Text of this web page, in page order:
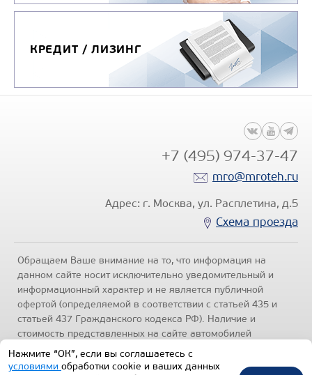
КРЕДИТ / ЛИЗИНГ
+7 (495) 974-37-47
mro@mroteh.ru
Адрес: г. Москва, ул. Расплетина, д.5
Схема проезда
Обращаем Ваше внимание на то, что информация на
данном сайте носит исключительно уведомительный и
информационный характер и не является публичной
офертой (определяемой в соответствии с статьей 435 и
статьей 437 Гражданского кодекса РФ). Наличие и
стоимость представленных на сайте автомобилей
уточняйте по телефонам отделов продаж, представленных
в разделе "Контакты" настоящего ресурса.
Нажмите “ОК”, если вы соглашаетесь с
условиями обработки cookie и ваших данных